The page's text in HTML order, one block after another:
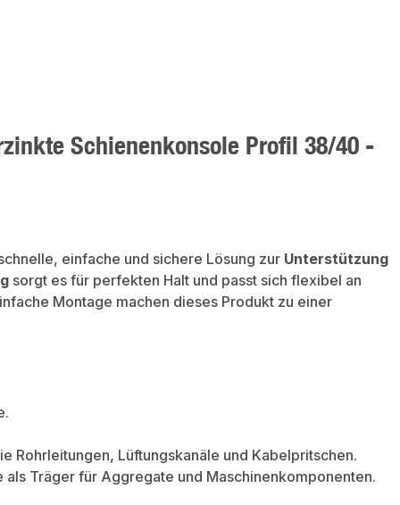
Schienenkonsole Profil 38/40 -
einfache und sichere Lösung zur Unterstützung
sorgt es für perfekten Halt und passt sich flexibel an
Montage machen dieses Produkt zu einer
Rohrleitungen, Lüftungskanäle und Kabelpritschen.
Träger für Aggregate und Maschinenkomponenten.